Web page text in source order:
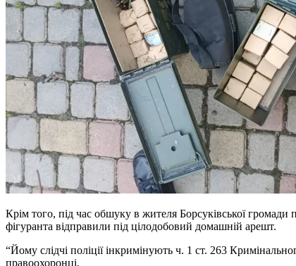
Крім того, під час обшуку в жителя Борсуківської
фігуранта відправили під цілодобовий домашній арешт.
“Йому слідчі поліції інкримінують ч. 1 ст. 263
правоохоронці.